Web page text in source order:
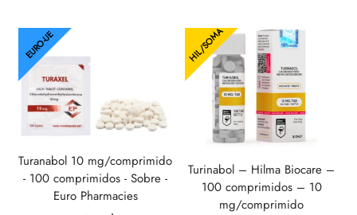
EURO-UE
Turanabol 10 mg/comprimido
- 100 comprimidos - Sobre -
Euro Pharmacies
HIL/SOMA
Turinabol – Hilma Biocare –
100 comprimidos – 10
mg/comprimido